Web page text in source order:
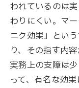
われているのは
わりにくい。マ
ニク効果」とい
り、その指す内
実務上の支障は
って、有名な効